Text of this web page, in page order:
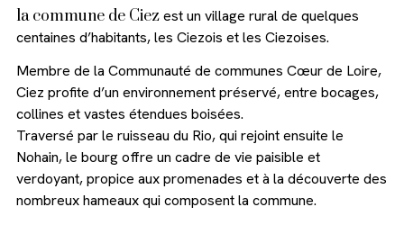
la commune de Ciezest un village rural de quelques
centaines d’habitants, les Ciezois et les Ciezoises.
Membre de la Communauté de communes Cœur de Loire,
Ciez profite d’un environnement préservé, entre bocages,
collines et vastes étendues boisées.
Traversé par le ruisseau du Rio, qui rejoint ensuite le
Nohain, le bourg offre un cadre de vie paisible et
verdoyant, propice aux promenades et à la découverte des
nombreux hameaux qui composent la commune.